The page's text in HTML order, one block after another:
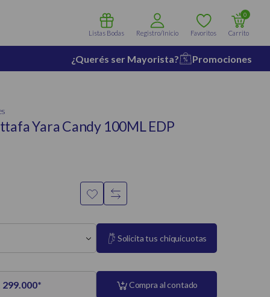
Listas Bodas Registro/Inicio Favoritos Carrito
0
¿Querés ser Mayorista? Promociones
Yara Candy 100ML EDP
Solicita tus chiquicuotas
299.000* Compra al contado